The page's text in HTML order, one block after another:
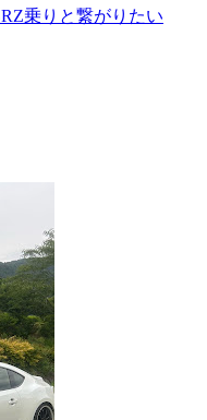
乗りと繋がりたい